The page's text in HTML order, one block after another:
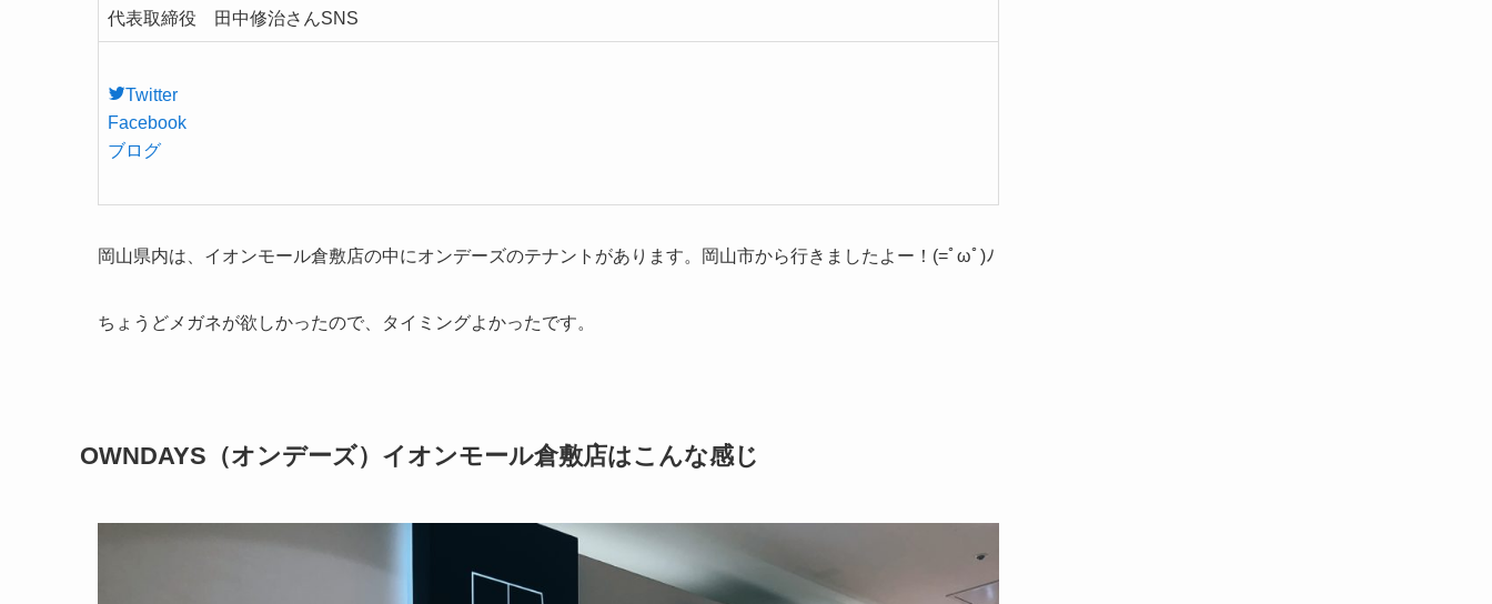
代表取締役 田中修治さんSNS
Twitter
Facebook
ブログ
岡山県内は、イオンモール倉敷店の中にオンデーズのテナントがあります。岡山市から行きましたよー！(=ﾟωﾟ)ﾉ
ちょうどメガネが欲しかったので、タイミングよかったです。
OWNDAYS（オンデーズ）イオンモール倉敷店はこんな感じ